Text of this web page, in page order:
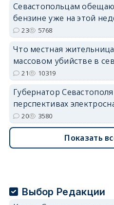
Севастопольцам
бензине уже на этой
23 5768
Что местная жительница
массовом убийстве в
21 10319
Губернатор Севастополя
перспективах
20 3580
Показать
Выбор Редакции